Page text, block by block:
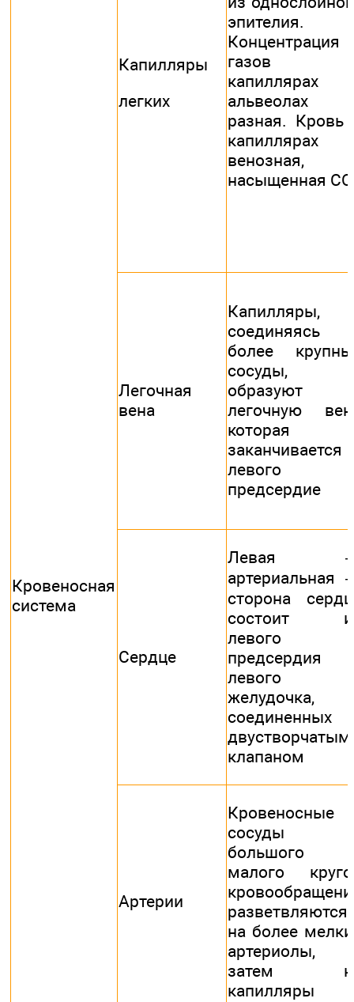
Кровеносная
система
Капилляры
легких
эпителия.
Концентрация
газов
капиллярах
альвеолах
разная. Кровь
капиллярах
венозная,
насыщенная СО
Легочная
вена
Капилляры,
соединяясь
более
сосуды,
образуют
легочную
которая
заканчивается
левого
предсердие
Сердце
Левая
артериальная
сторона
состоит
левого
предсердия
левого
желудочка,
соединенных
двустворчатым
клапаном
Артерии
Кровеносные
сосуды
большого
малого
разветвляются
на более
артериолы,
затем
капилляры